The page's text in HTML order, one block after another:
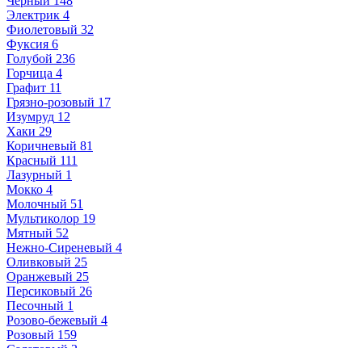
Электрик 4
Фиолетовый 32
Фуксия 6
Голубой 236
Горчица 4
Графит 11
Грязно-розовый 17
Изумруд 12
Хаки 29
Коричневый 81
Красный 111
Лазурный 1
Мокко 4
Молочный 51
Мультиколор 19
Мятный 52
Нежно-Сиреневый 4
Оливковый 25
Оранжевый 25
Персиковый 26
Песочный 1
Розово-бежевый 4
Розовый 159